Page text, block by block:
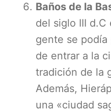
Baños de la
del siglo III d.C
gente se
de entrar a la
tradición de la
Además,
una «ciudad